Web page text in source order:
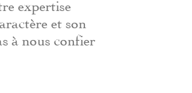
expertise
et son
à nous confier